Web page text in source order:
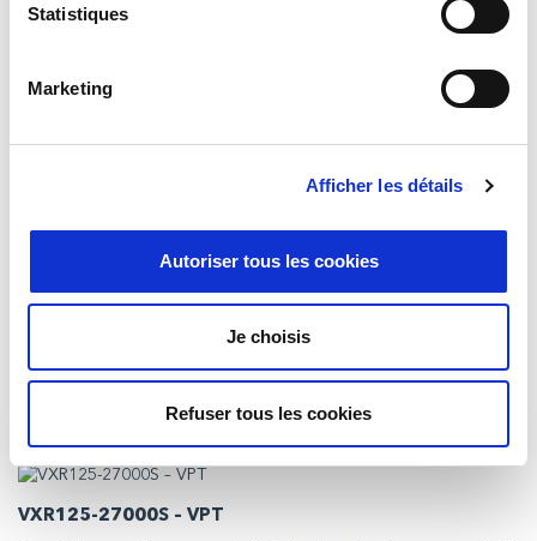
Statistiques
Marketing
Afficher les détails
Autoriser tous les cookies
Je choisis
Refuser tous les cookies
VPT – VXR100-2800S DC-DC Converter
Il VXR100‑2800S è ottimizzato per un’ampia gamma di applicazioni,
progettato per operare in ambienti ostili, inclusi forti livelli di
vibrazioni, urti e cicli termici.
VXR125-27000S – VPT